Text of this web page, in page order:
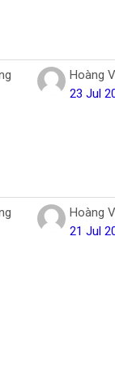
Hoàng
23 Jul
Hoàng
21 Jul